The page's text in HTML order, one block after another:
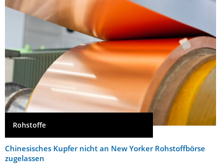
Rohstoffe
Chinesisches Kupfer nicht an New Yorker Rohstoffbörse
zugelassen